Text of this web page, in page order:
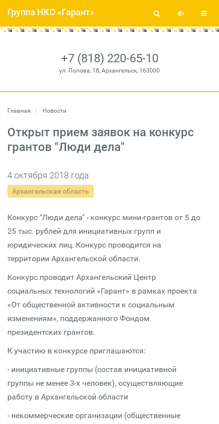
+7 (818) 220-65-10
ул. Попова, 18, Архангельск, 163000
Группа НКО «Гарант»
Главная Новости
Открыт прием заявок на конкурс
грантов "Люди дела"
4 октября 2018 года
Архангельская область
Конкурс "Люди дела" - конкурс мини-грантов от 5 до
25 тыс. рублей для инициативных групп и
юридических лиц. Конкурс проводится на
территории Архангельской области.
Конкурс проводит Архангельский Центр
социальных технологий «Гарант» в рамках проекта
«От общественной активности к социальным
изменениям», поддержанного Фондом
президентских грантов.
К участию в конкурсе приглашаются:
- инициативные группы (состав инициативной
группы не менее 3-х человек), осуществляющие
работу в Архангельской области
- некоммерческие организации (общественные